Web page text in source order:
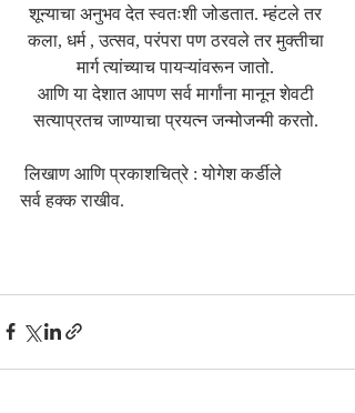
शून्याचा अनुभव देत स्वतःशी जोडतात. म्हंटले तर
कला, धर्म , उत्सव, परंपरा पण ठरवले तर मुक्तीचा
मार्ग त्यांच्याच पायऱ्यांवरून जातो.
आणि या देशात आपण सर्व मार्गांना मानून शेवटी
सत्याप्रतच जाण्याचा प्रयत्न जन्मोजन्मी करतो.
लिखाण आणि प्रकाशचित्रे : योगेश कर्डीले
सर्व हक्क राखीव.